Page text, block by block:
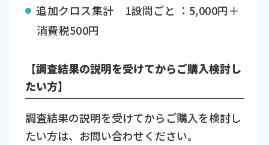
追加クロス集計 1設問ごと ：5,000円＋
消費税500円
【調査結果の説明を受けてからご購入検討し
たい方】
調査結果の説明を受けてからご購入を検討し
たい方は、お問い合わせください。